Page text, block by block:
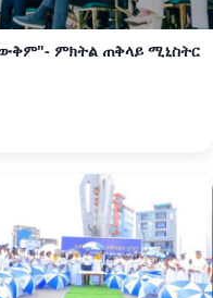
ምክትል ጠቅላይ ሚኒስትር